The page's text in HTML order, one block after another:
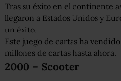
Tras su éxito en el continente
llegaron a Estados Unidos y
un éxito.
Este juego de cartas ha
millones de cartas hasta ahora.
2000 – Scooter